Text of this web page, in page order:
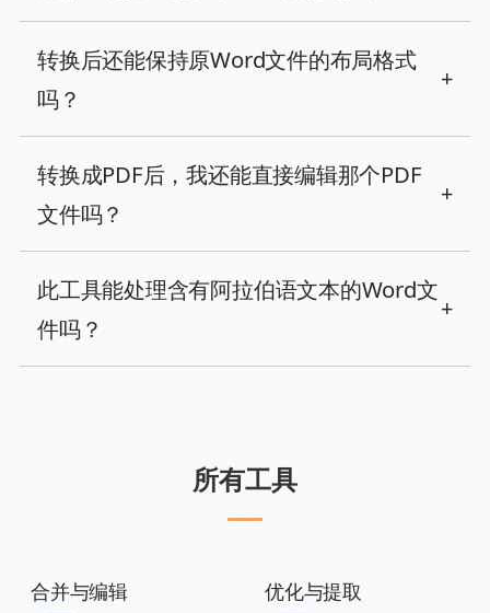
转换后还能保持原Word文件的布局格式
吗？
+
转换成PDF后，我还能直接编辑那个PDF
文件吗？
+
此工具能处理含有阿拉伯语文本的Word文
件吗？
+
所有工具
合并与编辑 优化与提取